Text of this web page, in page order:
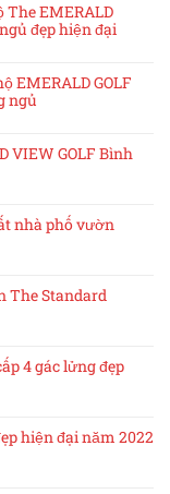
EMERALD
đẹp hiện đại
EMERALD GOLF
ngủ
VIEW GOLF Bình
nhà phố vườn
The Standard
4 gác lửng đẹp
hiện đại năm 2022